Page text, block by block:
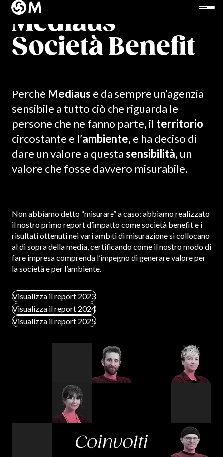
Mediaus
Società Benefit
Perché Mediaus è da sempre un’agenzia
sensibile a tutto ciò che riguarda le
persone che ne fanno parte, il territorio
circostante e l’ambiente, e ha deciso di
dare un valore a questasensibilità, un
valore che fosse davvero misurabile.
Non abbiamo detto “misurare” a caso: abbiamo realizzato
il nostro primo report d’impatto come società benefit e i
risultati ottenuti nei vari ambiti di misurazione si collocano
al di sopra della media, certificando come il nostro modo di
fare impresa comprenda l’impegno di generare valore per
la società e per l’ambiente.
Visualizza il report 2023
Visualizza il report 2024
Visualizza il report 2025